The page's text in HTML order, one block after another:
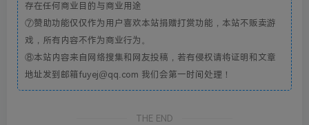
存在任何商业目的与商业用途
⑦赞助功能仅仅作为用户喜欢本站捐赠打赏功能，本站不贩卖游
戏，所有内容不作为商业行为。
⑧本站内容来自网络搜集和网友投稿，若有侵权请将证明和文章
地址发到邮箱fuyej@qq.com 我们会第一时间处理！
THE END